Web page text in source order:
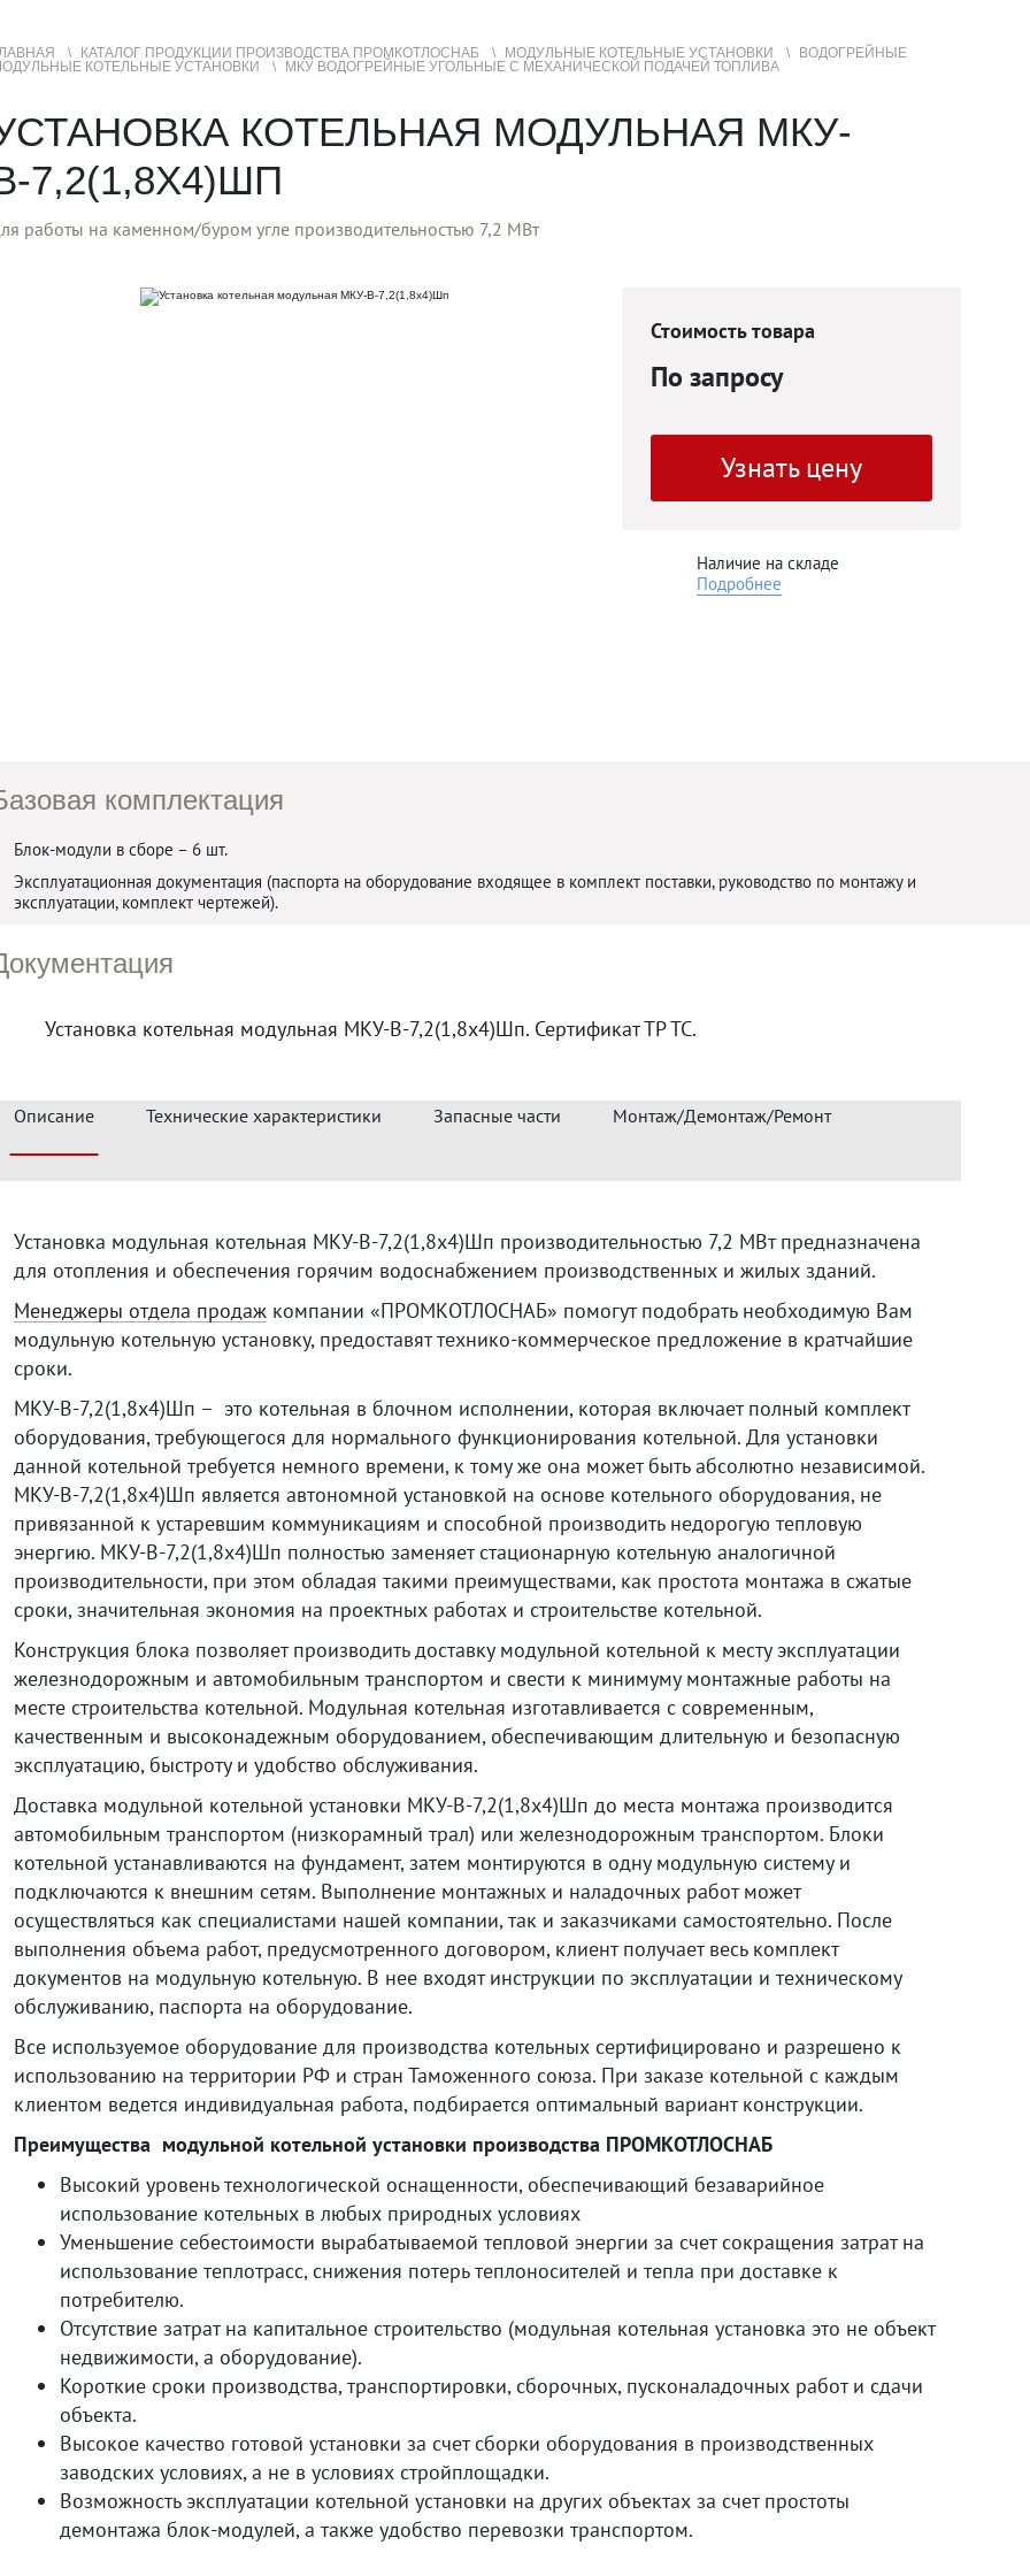
КАТАЛОГ ПРОДУКЦИИ ПРОИЗВОДСТВА ПРОМКОТЛОСНАБ МОДУЛЬНЫЕ КОТЕЛЬНЫЕ УСТАНОВКИ
ВОДОГРЕЙНЫЕ
КОТЕЛЬНЫЕ УСТАНОВКИ
МКУ ВОДОГРЕЙНЫЕ УГОЛЬНЫЕ С МЕХАНИЧЕСКОЙ ПОДАЧЕЙ ТОПЛИВА
КОТЕЛЬНАЯ МОДУЛЬНАЯ МКУ-
7,2(1,8Х4)ШП
работы на каменном/буром угле производительностью 7,2 МВт
Стоимость товара
По запросу
Узнать цену
Наличие на складе
Подробнее
комплектация
Блок-модули в сборе – 6 шт.
Эксплуатационная документация (паспорта на оборудование входящее в комплект поставки, руководство по монтажу и
эксплуатации, комплект чертежей).
Установка котельная модульная МКУ-В-7,2(1,8х4)Шп. Сертификат ТР ТС.
Описание Технические характеристики Запасные части Монтаж/Демонтаж/Ремонт
Установка модульная котельная МКУ-В-7,2(1,8х4)Шп производительностью 7,2 МВт предназначена
для отопления и обеспечения горячим водоснабжением производственных и жилых зданий.
Менеджеры отдела продаж компании «ПРОМКОТЛОСНАБ» помогут подобрать необходимую Вам
модульную котельную установку, предоставят технико-коммерческое предложение в кратчайшие
сроки.
МКУ-В-7,2(1,8х4)Шп – это котельная в блочном исполнении, которая включает полный комплект
оборудования, требующегося для нормального функционирования котельной. Для установки
данной котельной требуется немного времени, к тому же она может быть абсолютно независимой.
МКУ-В-7,2(1,8х4)Шп является автономной установкой на основе котельного оборудования, не
привязанной к устаревшим коммуникациям и способной производить недорогую тепловую
энергию. МКУ-В-7,2(1,8х4)Шп полностью заменяет стационарную котельную аналогичной
производительности, при этом обладая такими преимуществами, как простота монтажа в сжатые
сроки, значительная экономия на проектных работах и строительстве котельной.
Конструкция блока позволяет производить доставку модульной котельной к месту эксплуатации
железнодорожным и автомобильным транспортом и свести к минимуму монтажные работы на
месте строительства котельной. Модульная котельная изготавливается с современным,
качественным и высоконадежным оборудованием, обеспечивающим длительную и безопасную
эксплуатацию, быстроту и удобство обслуживания.
Доставка модульной котельной установки МКУ-В-7,2(1,8х4)Шп до места монтажа производится
автомобильным транспортом (низкорамный трал) или железнодорожным транспортом. Блоки
котельной устанавливаются на фундамент, затем монтируются в одну модульную систему и
подключаются к внешним сетям. Выполнение монтажных и наладочных работ может
осуществляться как специалистами нашей компании, так и заказчиками самостоятельно. После
выполнения объема работ, предусмотренного договором, клиент получает весь комплект
документов на модульную котельную. В нее входят инструкции по эксплуатации и техническому
обслуживанию, паспорта на оборудование.
Все используемое оборудование для производства котельных сертифицировано и разрешено к
использованию на территории РФ и стран Таможенного союза. При заказе котельной с каждым
клиентом ведется индивидуальная работа, подбирается оптимальный вариант конструкции.
Преимущества модульной котельной установки производства ПРОМКОТЛОСНАБ
Высокий уровень технологической оснащенности, обеспечивающий безаварийное
использование котельных в любых природных условиях
Уменьшение себестоимости вырабатываемой тепловой энергии за счет сокращения затрат на
использование теплотрасс, снижения потерь теплоносителей и тепла при доставке к
потребителю.
Отсутствие затрат на капитальное строительство (модульная котельная установка это не объект
недвижимости, а оборудование).
Короткие сроки производства, транспортировки, сборочных, пусконаладочных работ и сдачи
объекта.
Высокое качество готовой установки за счет сборки оборудования в производственных
заводских условиях, а не в условиях стройплощадки.
Возможность эксплуатации котельной установки на других объектах за счет простоты
демонтажа блок-модулей, а также удобство перевозки транспортом.